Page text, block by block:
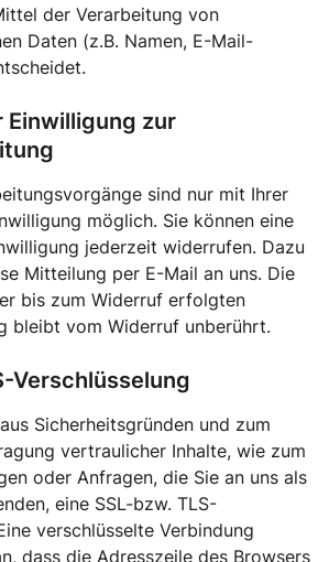
der Verarbeitung von
Daten (z.B. Namen, E-Mail-
zur
sind nur mit Ihrer
möglich. Sie können eine
jederzeit widerrufen. Dazu
Mitteilung per E-Mail an uns. Die
bis zum Widerruf erfolgten
bleibt vom Widerruf unberührt.
Verschlüsselung
Sicherheitsgründen und zum
vertraulicher Inhalte, wie zum
oder Anfragen, die Sie an uns als
eine SSL-bzw. TLS-
verschlüsselte Verbindung
dass die Adresszeile des Browsers